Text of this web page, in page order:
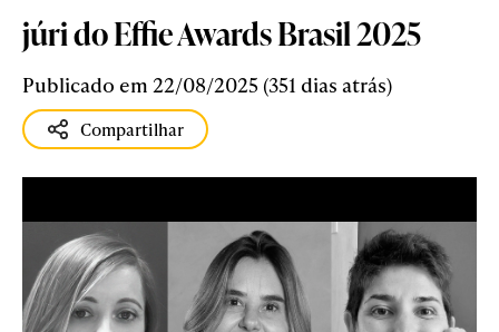
júri do Effie Awards Brasil 2025
Publicado em 22/08/2025 (351 dias atrás)
Compartilhar